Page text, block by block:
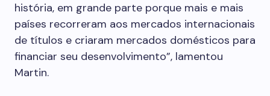
história, em grande parte porque mais e mais
países recorreram aos mercados internacionais
de títulos e criaram mercados domésticos para
financiar seu desenvolvimento”, lamentou
Martin.